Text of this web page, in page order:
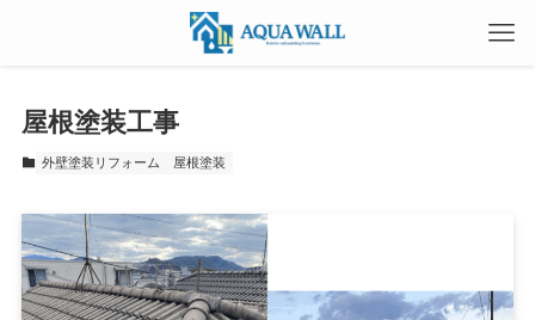
屋根塗装工事
外壁塗装リフォーム 屋根塗装